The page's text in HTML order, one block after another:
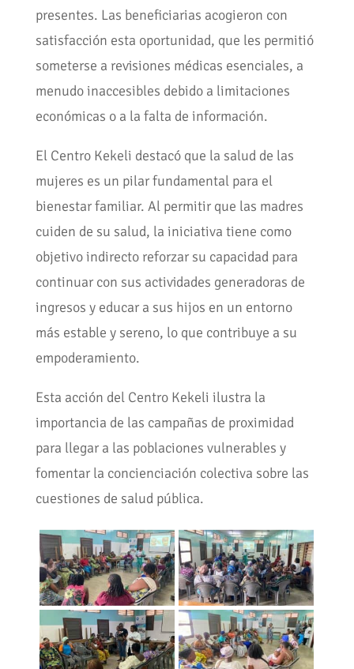
presentes. Las beneficiarias acogieron con
satisfacción esta oportunidad, que les permitió
someterse a revisiones médicas esenciales, a
menudo inaccesibles debido a limitaciones
económicas o a la falta de información.
El Centro Kekeli destacó que la salud de las
mujeres es un pilar fundamental para el
bienestar familiar. Al permitir que las madres
cuiden de su salud, la iniciativa tiene como
objetivo indirecto reforzar su capacidad para
continuar con sus actividades generadoras de
ingresos y educar a sus hijos en un entorno
más estable y sereno, lo que contribuye a su
empoderamiento.
Esta acción del Centro Kekeli ilustra la
importancia de las campañas de proximidad
para llegar a las poblaciones vulnerables y
fomentar la concienciación colectiva sobre las
cuestiones de salud pública.